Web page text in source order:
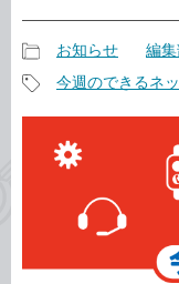
事
カ
テ
お知らせ 編
タ
今週のできるネ